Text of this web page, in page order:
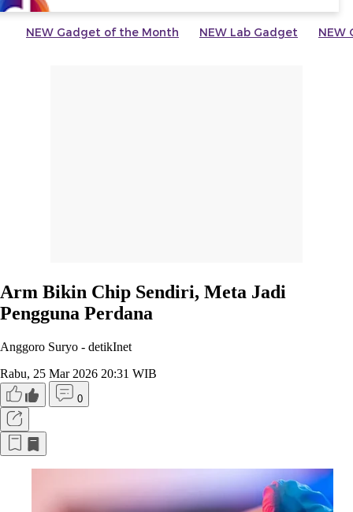
NEW Gadget of the Month NEW Lab Gadget NEW
Arm Bikin Chip Sendiri, Meta Jadi
Pengguna Perdana
Anggoro Suryo - detikInet
Rabu, 25 Mar 2026 20:31 WIB
0